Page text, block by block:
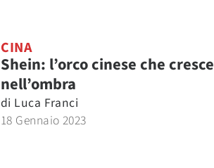
CINA
Shein: l’orco cinese che cresce
nell’ombra
di Luca Franci
18 Gennaio 2023